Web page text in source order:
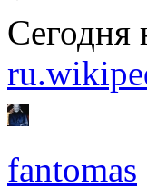
Сегодня
fantomas